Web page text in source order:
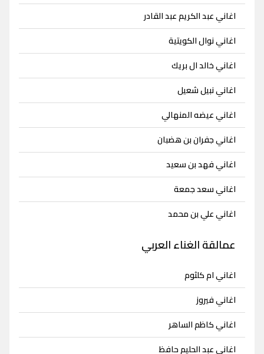
اغاني عبد الكريم عبد القادر
اغاني نوال الكويتية
اغاني خالد ال بريك
اغاني نبيل شعيل
اغاني عيضه المنهالي
اغاني جفران بن هضبان
اغاني فهد بن سعيد
اغاني سعد جمعة
اغاني علي بن محمد
عمالقة الغناء العربي
اغاني ام كلثوم
اغاني فيروز
اغاني كاظم الساهر
اغاني عبد الحليم حافظ